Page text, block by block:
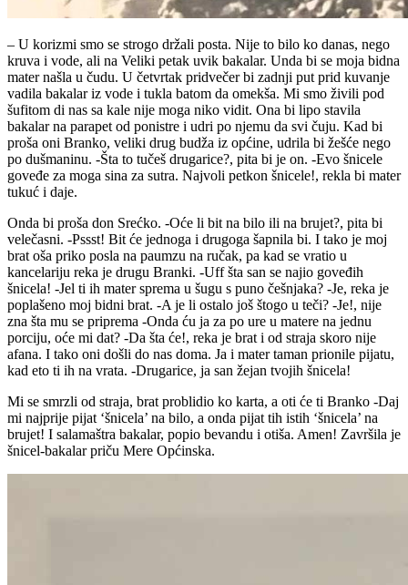
– U korizmi smo se strogo držali posta. Nije to bilo ko danas, nego
kruva i vode, ali na Veliki petak uvik bakalar. Unda bi se moja bidna
mater našla u čudu. U četvrtak pridvečer bi zadnji put prid kuvanje
vadila bakalar iz vode i tukla batom da omekša. Mi smo živili pod
šufitom di nas sa kale nije moga niko vidit. Ona bi lipo stavila
bakalar na parapet od ponistre i udri po njemu da svi čuju. Kad bi
proša oni Branko, veliki drug budža iz općine, udrila bi žešće nego
po dušmaninu. -Šta to tučeš drugarice?, pita bi je on. -Evo šnicele
goveđe za moga sina za sutra. Najvoli petkon šnicele!, rekla bi mater
tukuć i daje.
Onda bi proša don Srećko. -Oće li bit na bilo ili na brujet?, pita bi
velečasni. -Pssst! Bit će jednoga i drugoga šapnila bi. I tako je moj
brat oša priko posla na paumzu na ručak, pa kad se vratio u
kancelariju reka je drugu Branki. -Uff šta san se najio goveđih
šnicela! -Jel ti ih mater sprema u šugu s puno češnjaka? -Je, reka je
poplašeno moj bidni brat. -A je li ostalo još štogo u teči? -Je!, nije
zna šta mu se priprema -Onda ću ja za po ure u matere na jednu
porciju, oće mi dat? -Da šta će!, reka je brat i od straja skoro nije
afana. I tako oni došli do nas doma. Ja i mater taman prionile pijatu,
kad eto ti ih na vrata. -Drugarice, ja san žejan tvojih šnicela!
Mi se smrzli od straja, brat problidio ko karta, a oti će ti Branko -Daj
mi najprije pijat ‘šnicela’ na bilo, a onda pijat tih istih ‘šnicela’ na
brujet! I salamaštra bakalar, popio bevandu i otiša. Amen! Završila je
šnicel-bakalar priču Mere Općinska.